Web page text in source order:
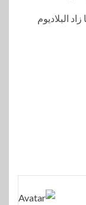
دولارًا، كما زاد البلاديوم